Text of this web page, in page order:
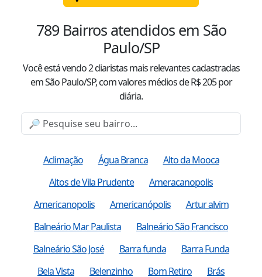
789 Bairros atendidos em São
Paulo/SP
Você está vendo2diaristas mais relevantes cadastradas
em São Paulo/SP, com valoresmédiosde R$205por
diária.
Aclimação Água Branca
Alto da Mooca
Altos de Vila Prudente
Ameracanopolis
Americanopolis
Americanópolis
Artur alvim
Balneário Mar Paulista
Balneário São Francisco
Balneário São José
Barra funda
Barra Funda
Bela Vista
Belenzinho Bom Retiro
Brás